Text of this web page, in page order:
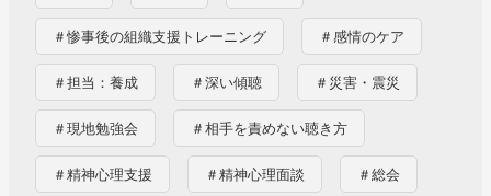
＃惨事後の組織支援トレーニング ＃感情のケア
＃担当：養成 ＃深い傾聴 ＃災害・震災
＃現地勉強会 ＃相手を責めない聴き方
＃精神心理支援 ＃精神心理面談 ＃総会